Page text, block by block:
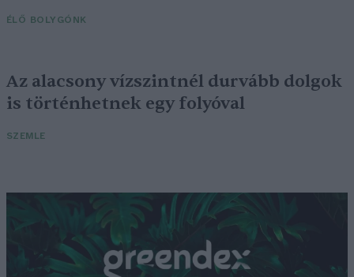
ÉLŐ BOLYGÓNK
Az alacsony vízszintnél durvább dolgok
is történhetnek egy folyóval
SZEMLE